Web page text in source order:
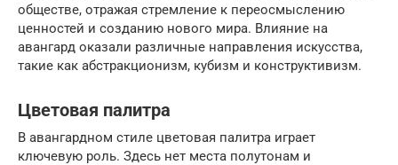
обществе, отражая стремление к переосмыслению
ценностей и созданию нового мира. Влияние на
авангард оказали различные направления искусства,
такие как абстракционизм, кубизм и конструктивизм.
Цветовая палитра
В авангардном стиле цветовая палитра играет
ключевую роль. Здесь нет места полутонам и